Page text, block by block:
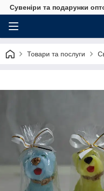
Сувеніри та подарунки
Товари та послуги